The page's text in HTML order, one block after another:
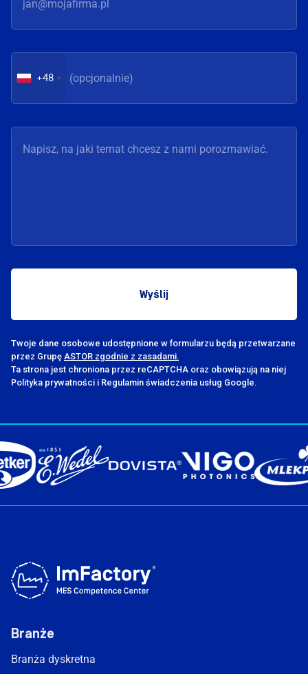
+48
Twoje dane osobowe udostępnione w formularzu będą przetwarzane
przez Grupę ASTOR zgodnie z zasadami.
Ta strona jest chroniona przez reCAPTCHA oraz obowiązują na niej
Polityka prywatności i Regulamin świadczenia usług Google.
Branże
Branża dyskretna